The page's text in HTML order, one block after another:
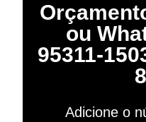
ou
95311-
Adicione o